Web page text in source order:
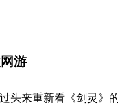
游
头来重新看《剑灵》